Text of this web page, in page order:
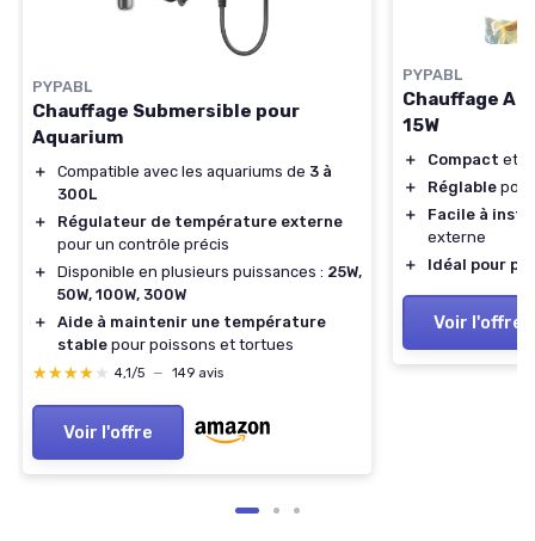
PYPABL
Chauffage Submersible pour
Aquarium
＋ Compatible avec les aquariums de 3 à
300L
＋
Régulateur de température externe
pour un contrôle précis
＋
Disponible en plusieurs puissances : 25W,
50W, 100W, 300W
＋
Aide à maintenir une température
stable pour poissons et tortues
★★★★★
★★★★★ 4,1/5 — 149 avis
Voir l'offre
PYPABL
Chauffage
15W
＋ Compact et
＋
Réglable
＋
Facile à
externe
＋
Idéal pour
Voir l'offre